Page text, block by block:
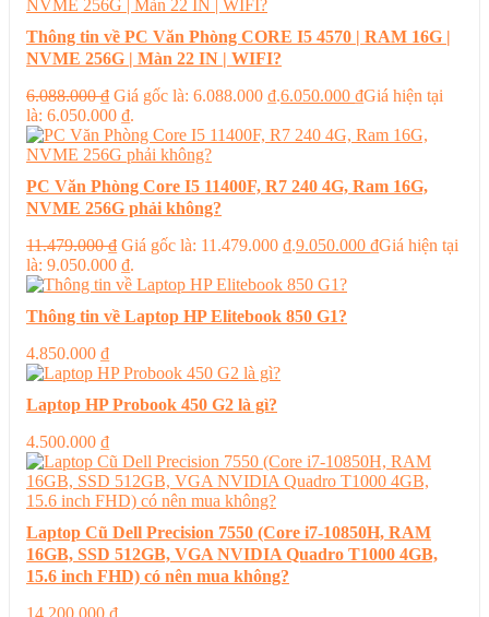
Thông tin về PC Văn Phòng CORE I5 4570 | RAM 16G |
NVME 256G | Màn 22 IN | WIFI?
6.088.000₫ Giá gốc là: 6.088.000 ₫.6.050.000 ₫Giá hiện tại
là: 6.050.000 ₫.
PC Văn Phòng Core I5 11400F, R7 240 4G, Ram 16G,
NVME 256G phải không?
11.479.000₫ Giá gốc là: 11.479.000 ₫.9.050.000 ₫Giá hiện tại
là: 9.050.000 ₫.
Thông tin về Laptop HP Elitebook 850 G1?
4.850.000 ₫
Laptop HP Probook 450 G2 là gì?
4.500.000 ₫
Laptop Cũ Dell Precision 7550 (Core i7-10850H, RAM
16GB, SSD 512GB, VGA NVIDIA Quadro T1000 4GB,
15.6 inch FHD) có nên mua không?
14.200.000 ₫